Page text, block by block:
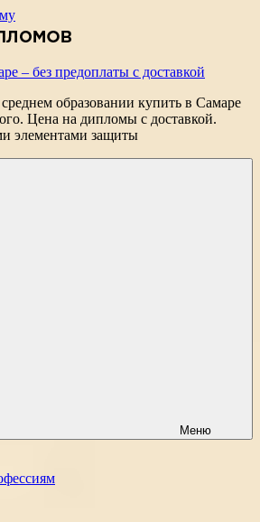
– без предоплаты с доставкой
образовании купить в Самаре
Цена на дипломы с доставкой.
элементами защиты
Меню